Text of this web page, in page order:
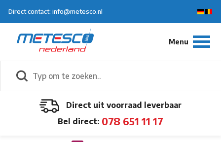
Direct contact: info@metesco.nl
Direct uit voorraad leverbaar
Bel direct: 078 651 11 17